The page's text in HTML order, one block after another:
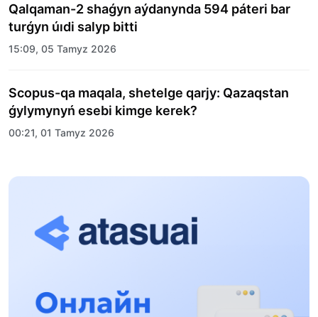
Qalqaman-2 shaǵyn aýdanynda 594 páteri bar
turǵyn úıdi salyp bitti
15:09, 05 Tamyz 2026
Scopus-qa maqala, shetelge qarjy: Qazaqstan
ǵylymynyń esebi kimge kerek?
00:21, 01 Tamyz 2026
«Zań kerýeni» jobasy: Abaı oblysynda quqyqtyq
17:31, 31 Shilde 2026
13:13, 30 Shilde 2026